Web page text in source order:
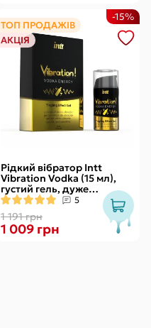
ТОП ПРОДАЖІВ
АКЦІЯ
Рідкий вібратор Intt
Vibration Vodka (15 мл),
густий гель, дуже
смачний, діє до 30 хвилин
5
1 191 грн
-15%
1 009 грн